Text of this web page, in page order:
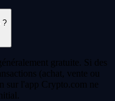
?
gratuite. Si des
(achat, vente ou
sur l'app Crypto.com ne